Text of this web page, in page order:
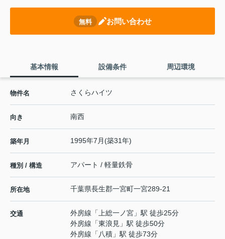
無料 お問い合わせ
基本情報 設備条件 周辺環境
物件名 さくらハイツ
向き 南西
築年月 1995年7月(築31年)
種別 / 構造 アパート / 軽量鉄骨
所在地 千葉県長生郡一宮町一宮289-21
交通 外房線 「上総一ノ宮 」駅 徒歩25分
外房線 「東浪見 」駅 徒歩50分
外房線 「 八積 」駅 徒歩73分